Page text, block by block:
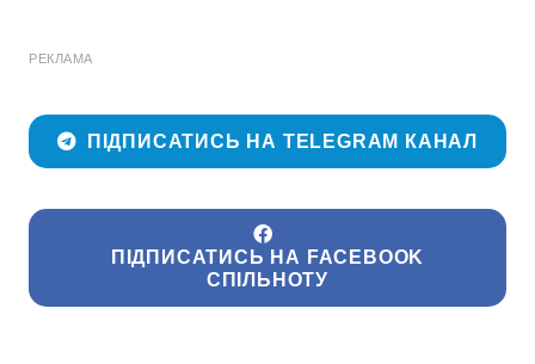
РЕКЛАМА
ПІДПИСАТИСЬ НА TELEGRAM КАНАЛ
ПІДПИСАТИСЬ НА FACEBOOK
СПІЛЬНОТУ